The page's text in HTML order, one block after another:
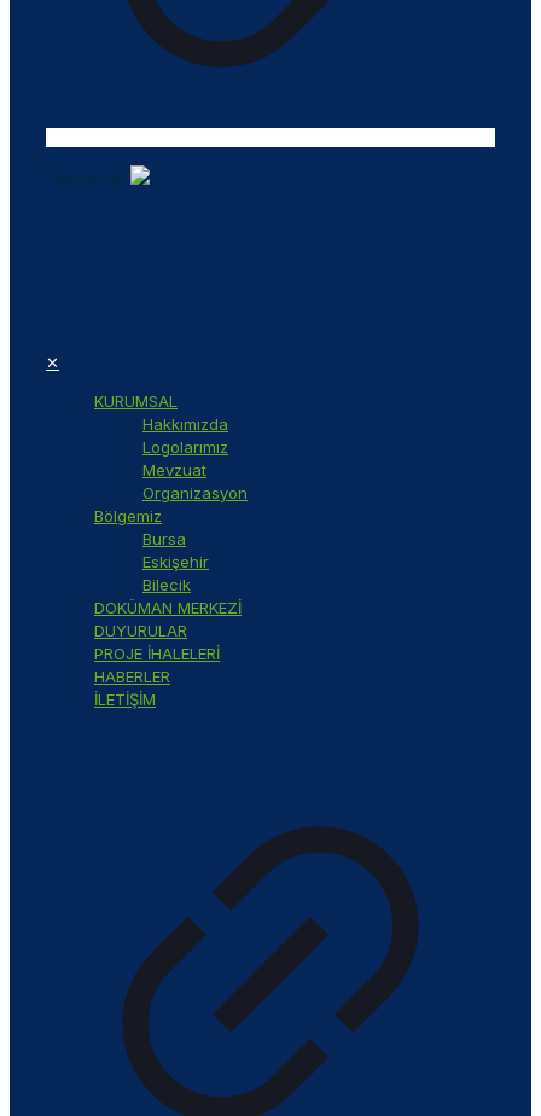
✕
KURUMSAL
Hakkımızda
Logolarımız
Mevzuat
Organizasyon
Bölgemiz
Bursa
Eskişehir
Bilecik
DOKÜMAN MERKEZİ
DUYURULAR
PROJE İHALELERİ
HABERLER
İLETİŞİM